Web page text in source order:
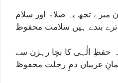
میرے تجھ پہ صلاۃ اور سلام
بندے ہیں سلامت محفوظ
حفظِ الٰہی کا بچا رہزن سے
غریباں دمِ رحلت محفوظ